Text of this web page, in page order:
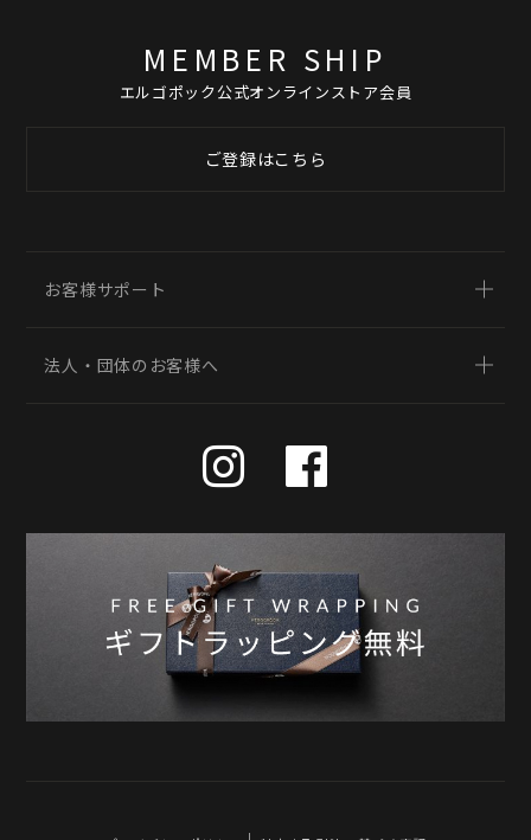
MEMBER SHIP
エルゴポック公式オンラインストア会員
ご登録はこちら
お客様サポート
法人・団体のお客様へ